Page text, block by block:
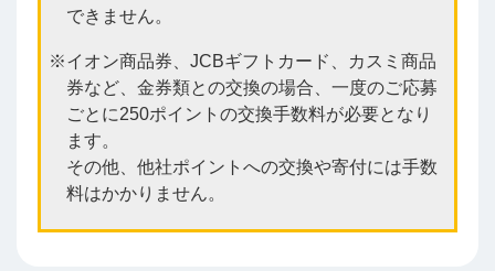
できません。
イオン商品券、JCBギフトカード、カスミ商品
券など、金券類との交換の場合、一度のご応募
ごとに250ポイントの交換手数料が必要となり
ます。
その他、他社ポイントへの交換や寄付には手数
料はかかりません。